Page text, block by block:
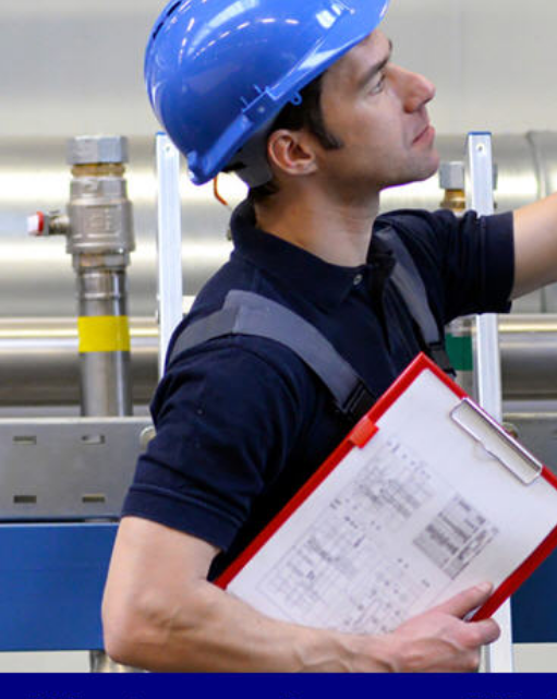
Gebäudemanagement
Gefährdungsbeurteilung
Gesetz
Instandhaltung
Leiterprüfung
Organisation
Produktion
Prüfen
Prüfmittel Messmittel
Prüfung
Prüfung Arbeitsmittel
Prüfung Fuhrpark
Reparatur
Sonstiges
Unterweisung